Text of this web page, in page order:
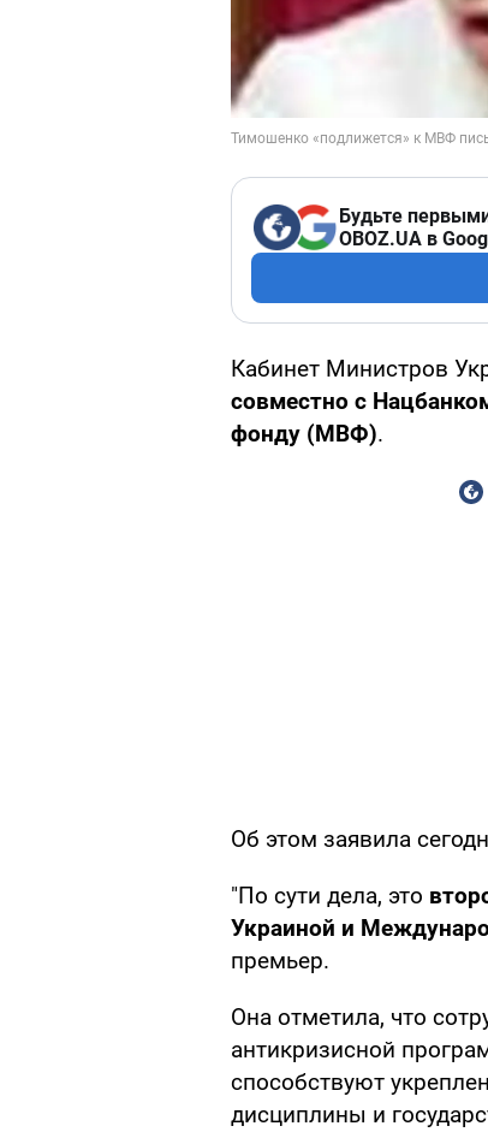
Будьте
OBOZ.UA в
Кабинет Министров
совместно с
фонду (МВФ).
Об этом заявила
"По сути дела, это
Украиной и
премьер.
Она отметила, что
антикризисной
способствуют
дисциплины и